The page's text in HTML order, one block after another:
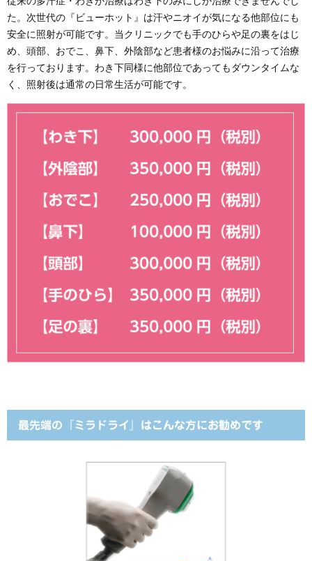
た。次世代の『ビューホット』は汗やニオイが気になる他部位にも
安全に照射が可能です。当クリニックでも手のひらや足の裏をはじ
め、頭部、おでこ、鼻下、外陰部など患者様のお悩みに沿って治療
を行っております。わき下同様に他部位であってもダウンタイムな
く、照射後は通常の日常生活が可能です。
最先端の『ミラドライ』はこんな方にお勧めです